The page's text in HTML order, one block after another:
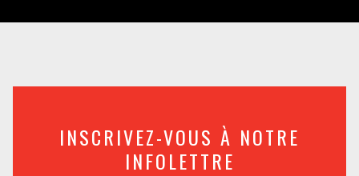
INSCRIVEZ-VOUS À NOTRE
INFOLETTRE